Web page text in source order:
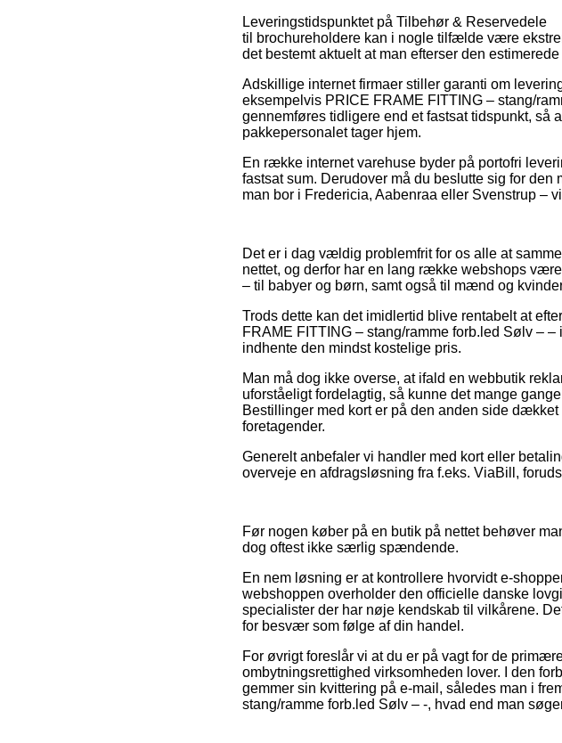
Leveringstidspunktet på Tilbehør & Reservedele
til brochureholdere kan i nogle tilfælde være
det bestemt aktuelt at man efterser den
Adskillige internet firmaer stiller garanti om
eksempelvis PRICE FRAME FITTING – stang/
gennemføres tidligere end et fastsat tidspunkt, så
pakkepersonalet tager hjem.
En række internet varehuse byder på portofri
fastsat sum. Derudover må du beslutte sig for
man bor i Fredericia, Aabenraa eller Svenstrup –
Det er i dag vældig problemfrit for os alle at
nettet, og derfor har en lang række webshops
– til babyer og børn, samt også til mænd og
Trods dette kan det imidlertid blive rentabelt at
FRAME FITTING – stang/ramme forb.led Sølv –
indhente den mindst kostelige pris.
Man må dog ikke overse, at ifald en webbutik
uforståeligt fordelagtig, så kunne det mange
Bestillinger med kort er på den anden side
foretagender.
Generelt anbefaler vi handler med kort eller
overveje en afdragsløsning fra f.eks. ViaBill,
Før nogen køber på en butik på nettet behøver
dog oftest ikke særlig spændende.
En nem løsning er at kontrollere hvorvidt e-
webshoppen overholder den officielle danske
specialister der har nøje kendskab til vilkårene.
for besvær som følge af din handel.
For øvrigt foreslår vi at du er på vagt for de
ombytningsrettighed virksomheden lover. I den
gemmer sin kvittering på e-mail, således man i
stang/ramme forb.led Sølv – -, hvad end man